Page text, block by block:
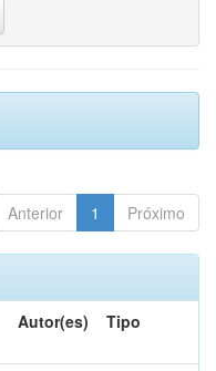
Anterior 1 Próximo
Autor(es) Tipo